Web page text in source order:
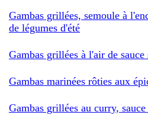
Gambas grillées, semoule à
de légumes d'été
Gambas grillées à l'air de sauce
Gambas marinées rôties aux
Gambas grillées au curry,